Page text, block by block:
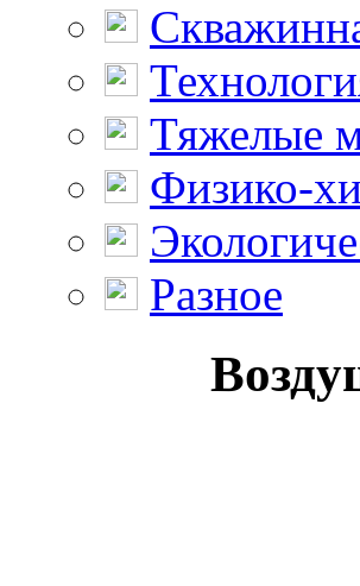
Тяжелые
Физико-
Разное